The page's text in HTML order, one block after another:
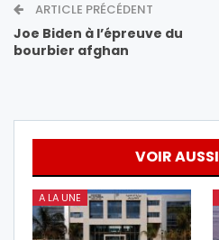
ARTICLE PRÉCÉDENT
Joe Biden à l’épreuve du
bourbier afghan
VOIR AUSSI
A LA UNE